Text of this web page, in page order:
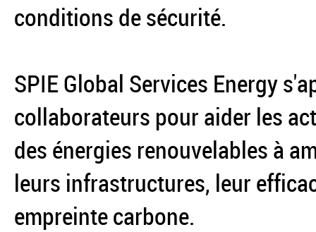
conditions de sécurité.
SPIE Global Services Energy
collaborateurs pour aider les
des énergies renouvelables à
leurs infrastructures, leur
empreinte carbone.